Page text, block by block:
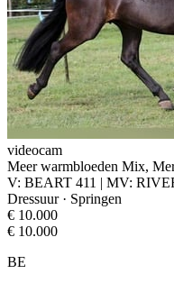
videocam
Meer warmbloeden Mix,
V: BEART 411 | MV:
Dressuur · Springen
€ 10.000
€ 10.000
BE